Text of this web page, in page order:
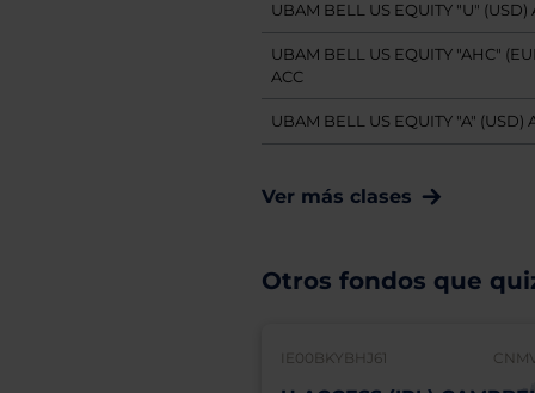
UBAM BELL US EQUITY "U" (USD)
UBAM BELL US EQUITY "AHC"
ACC
UBAM BELL US EQUITY "A" (USD)
Ver más clases
Otros fondos que
IE00BKYBHJ61